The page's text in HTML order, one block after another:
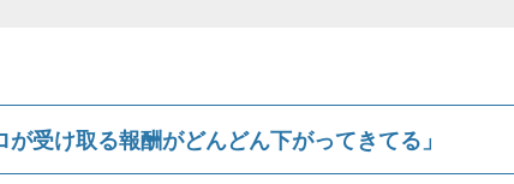
が受け取る報酬がどんどん下がってきてる」